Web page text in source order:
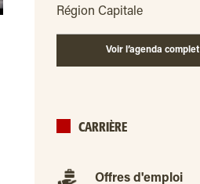
Région Capitale
Voir l’agenda complet
CARRIÈRE
Offres d'emploi